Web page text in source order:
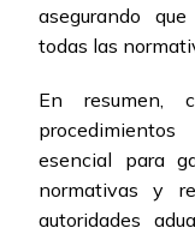
asegurando
todas las
En resumen,
esencial para
normativas y
autoridades